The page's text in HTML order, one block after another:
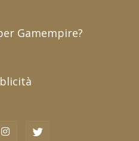
Gamempire?